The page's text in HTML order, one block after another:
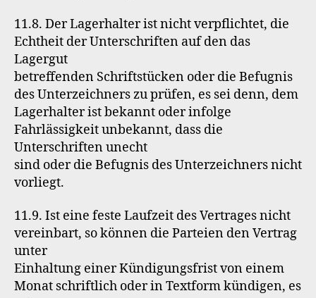
11.8. Der Lagerhalter ist nicht verpflichtet, die
Echtheit der Unterschriften auf den das
Lagergut
betreffenden Schriftstücken oder die Befugnis
des Unterzeichners zu prüfen, es sei denn, dem
Lagerhalter ist bekannt oder infolge
Fahrlässigkeit unbekannt, dass die
Unterschriften unecht
sind oder die Befugnis des Unterzeichners nicht
vorliegt.
11.9. Ist eine feste Laufzeit des Vertrages nicht
vereinbart, so können die Parteien den Vertrag
unter
Einhaltung einer Kündigungsfrist von einem
Monat schriftlich oder in Textform kündigen, es